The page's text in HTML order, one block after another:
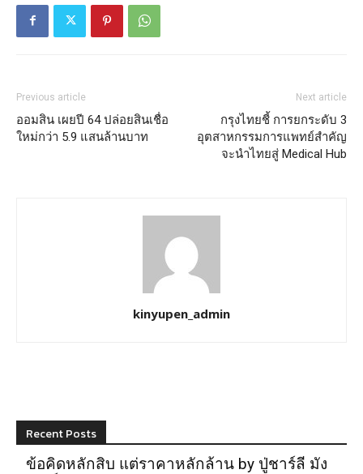
Previous article
ออมสิน เผยปี 64 ปล่อยสินเชื่อ
ใหม่กว่า 5.9 แสนล้านบาท
Next article
กรุงไทยชี้ การยกระดับ 3
อุตสาหกรรมการแพทย์สำคัญ
จะนำไทยสู่ Medical Hub
kinyupen_admin
Recent Posts
ข้อคิดหลักสิบ แต่ราคาหลักล้าน by ปู่ชาร์ลี มัง